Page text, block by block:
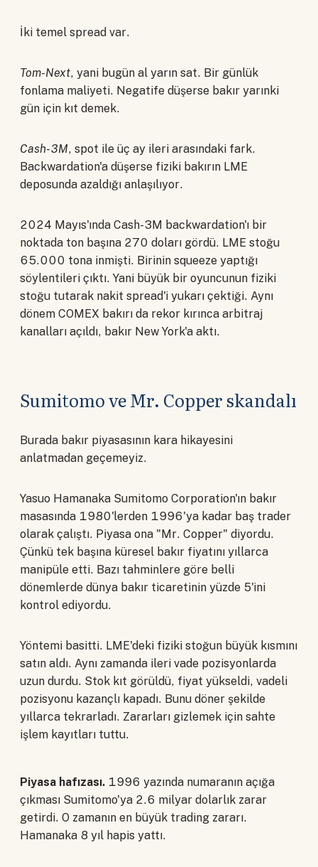
İki temel spread var.
Tom-Next, yani bugün al yarın sat. Bir günlük
fonlama maliyeti. Negatife düşerse bakır yarınki
gün için kıt demek.
Cash-3M, spot ile üç ay ileri arasındaki fark.
Backwardation'a düşerse fiziki bakırın LME
deposunda azaldığı anlaşılıyor.
2024 Mayıs'ında Cash-3M backwardation'ı bir
noktada ton başına 270 doları gördü. LME stoğu
65.000 tona inmişti. Birinin squeeze yaptığı
söylentileri çıktı. Yani büyük bir oyuncunun fiziki
stoğu tutarak nakit spread'i yukarı çektiği. Aynı
dönem COMEX bakırı da rekor kırınca arbitraj
kanalları açıldı, bakır New York'a aktı.
Sumitomo ve Mr. Copper skandalı
Burada bakır piyasasının kara hikayesini
anlatmadan geçemeyiz.
Yasuo Hamanaka Sumitomo Corporation'ın bakır
masasında 1980'lerden 1996'ya kadar baş trader
olarak çalıştı. Piyasa ona "Mr. Copper" diyordu.
Çünkü tek başına küresel bakır fiyatını yıllarca
manipüle etti. Bazı tahminlere göre belli
dönemlerde dünya bakır ticaretinin yüzde 5'ini
kontrol ediyordu.
Yöntemi basitti. LME'deki fiziki stoğun büyük kısmını
satın aldı. Aynı zamanda ileri vade pozisyonlarda
uzun durdu. Stok kıt görüldü, fiyat yükseldi, vadeli
pozisyonu kazançlı kapadı. Bunu döner şekilde
yıllarca tekrarladı. Zararları gizlemek için sahte
işlem kayıtları tuttu.
Piyasa hafızası. 1996 yazında numaranın açığa
çıkması Sumitomo'ya 2.6 milyar dolarlık zarar
getirdi. O zamanın en büyük trading zararı.
Hamanaka 8 yıl hapis yattı.